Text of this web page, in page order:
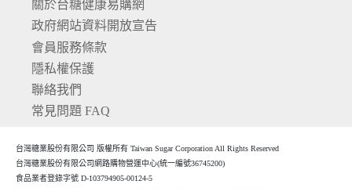
關於台糖健康易購網
政府網站資料開放宣告
會員服務條款
隱私權保護
聯絡我們
常見問題 FAQ
台灣糖業股份有限公司 版權所有 Taiwan Sugar Corporation All Rights Reserved
台灣糖業股份有限公司網路購物營運中心(統一編號36745200)
食品業者登錄字號 D-103794905-00124-5